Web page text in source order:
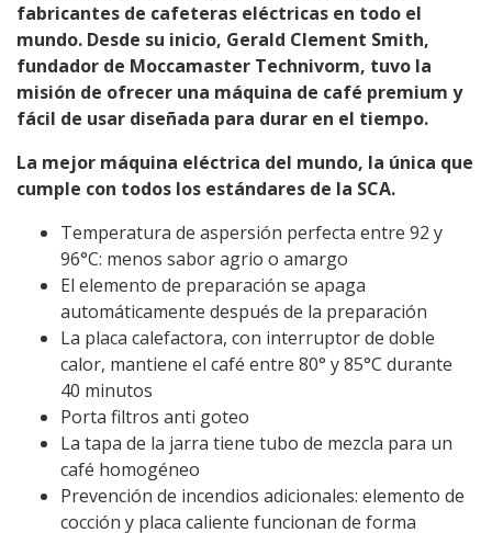
fabricantes de cafeteras eléctricas en todo el
mundo. Desde su inicio, Gerald Clement Smith,
fundador de Moccamaster Technivorm, tuvo la
misión de ofrecer una máquina de café premium y
fácil de usar diseñada para durar en el tiempo.
La mejor máquina eléctrica del mundo, la única que
cumple con todos los estándares de la SCA.
Temperatura de aspersión perfecta entre 92 y
96°C: menos sabor agrio o amargo
El elemento de preparación se apaga
automáticamente después de la preparación
La placa calefactora, con interruptor de doble
calor, mantiene el café entre 80° y 85°C durante
40 minutos
Porta filtros anti goteo
La tapa de la jarra tiene tubo de mezcla para un
café homogéneo
Prevención de incendios adicionales: elemento de
cocción y placa caliente funcionan de forma